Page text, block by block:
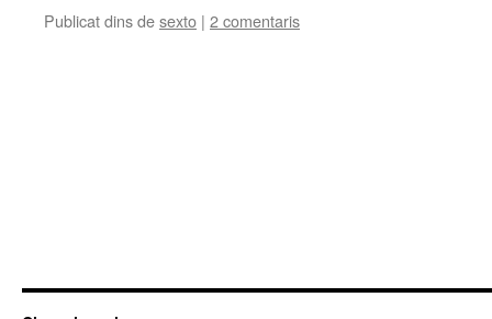
Publicat dins desexto | 2 comentaris